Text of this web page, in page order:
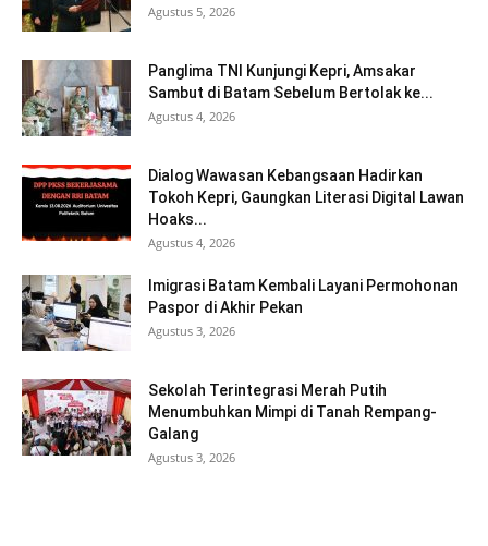
Agustus 5, 2026
Panglima TNI Kunjungi Kepri, Amsakar
Sambut di Batam Sebelum Bertolak ke...
Agustus 4, 2026
Dialog Wawasan Kebangsaan Hadirkan
Tokoh Kepri, Gaungkan Literasi Digital Lawan
Hoaks...
Agustus 4, 2026
Imigrasi Batam Kembali Layani Permohonan
Paspor di Akhir Pekan
Agustus 3, 2026
Sekolah Terintegrasi Merah Putih
Menumbuhkan Mimpi di Tanah Rempang-
Galang
Agustus 3, 2026